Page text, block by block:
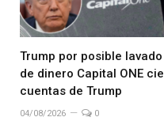
Trump por posible lavado
de dinero Capital ONE
cuentas de Trump
04/08/2026 0